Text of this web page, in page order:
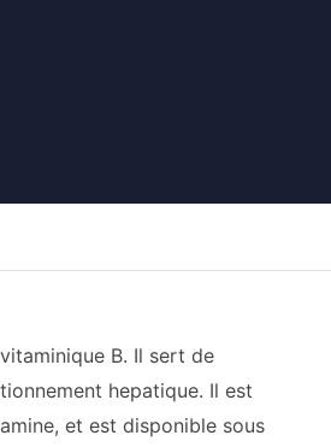
B. Il sert de
hepatique. Il est
et est disponible sous